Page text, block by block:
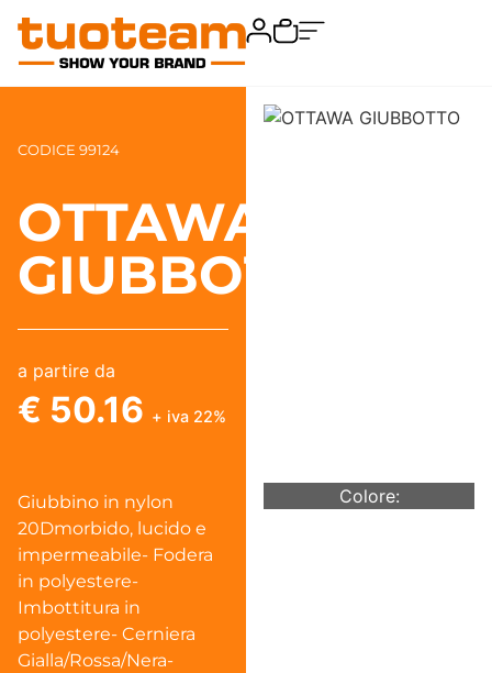
Colore:
CODICE 99124
OTTAWA
GIUBBOTTO
a partire da
€ 50.16 + iva 22%
Giubbino in nylon
20Dmorbido, lucido e
impermeabile- Fodera
in polyestere-
Imbottitura in
polyestere- Cerniera
Gialla/Rossa/Nera-